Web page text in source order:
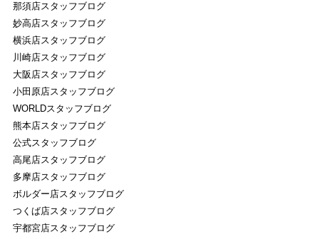
那須店スタッフブログ
妙高店スタッフブログ
横浜店スタッフブログ
川崎店スタッフブログ
大阪店スタッフブログ
小田原店スタッフブログ
WORLDスタッフブログ
熊本店スタッフブログ
公式スタッフブログ
高尾店スタッフブログ
多摩店スタッフブログ
ボルダー店スタッフブログ
つくば店スタッフブログ
宇都宮店スタッフブログ